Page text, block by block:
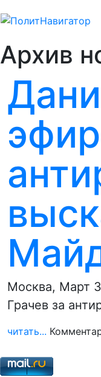
Архив
Москва, Март
Грачев за
читать...